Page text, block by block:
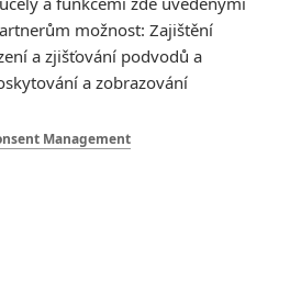
se s maximálně nabitým
možnost: Zajištění
a zjišťování podvodů a
a zobrazování
Management